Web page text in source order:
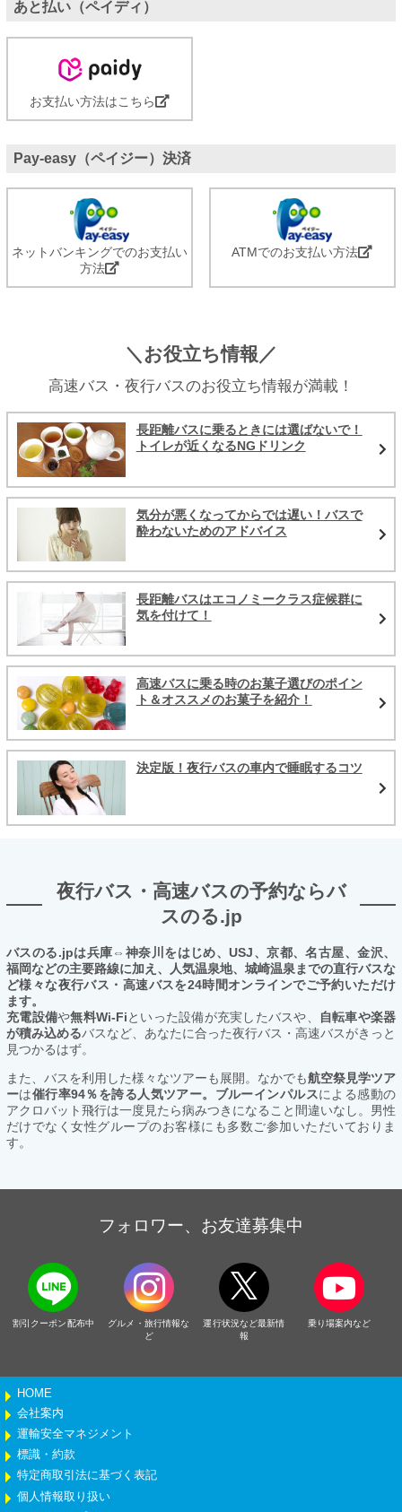
あと払い（ペイディ）
お支払い方法はこちら
Pay-easy（ペイジー）決済
ネットバンキングでのお支払い
方法
ATMでのお支払い方法
＼お役立ち情報／
高速バス・夜行バスのお役立ち情報が満載！
長距離バスに乗るときには選ばないで！
トイレが近くなるNGドリンク
気分が悪くなってからでは遅い！バスで
酔わないためのアドバイス
長距離バスはエコノミークラス症候群に
気を付けて！
高速バスに乗る時のお菓子選びのポイン
ト＆オススメのお菓子を紹介！
決定版！夜行バスの車内で睡眠するコツ
夜行バス・高速バスの予約ならバ
スのる.jp
バスのる.jpは兵庫⇔神奈川をはじめ、USJ、京都、名古屋、金沢、
福岡などの主要路線に加え、人気温泉地、城崎温泉までの直行バスな
ど様々な夜行バス・高速バスを24時間オンラインでご予約いただけ
ます。
充電設備や無料Wi-Fiといった設備が充実したバスや、
自転車や楽器
が積み込めるバスなど、あなたに合った夜行バス・高速バスがきっと
見つかるはず。
また、バスを利用した様々なツアーも展開。なかでも航空祭見学ツア
ーは催行率94％を誇る人気ツアー。ブルーインパルスによる感動の
アクロバット飛行は一度見たら病みつきになること間違いなし。男性
だけでなく女性グループのお客様にも多数ご参加いただいておりま
す。
フォロワー、お友達募集中
割引クーポン配布中
グルメ・旅行情報な
ど
運行状況など最新情
報
乗り場案内など
HOME
会社案内
運輸安全マネジメント
標識・約款
特定商取引法に基づく表記
個人情報取り扱い